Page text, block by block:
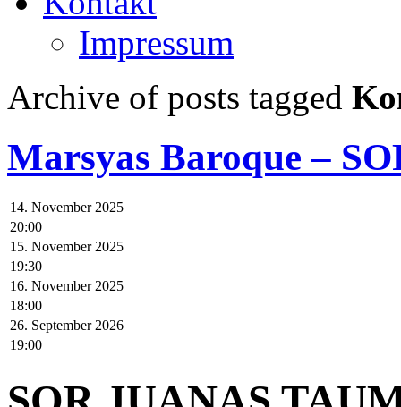
Impressum
Archive of posts tagged
Marsyas Baroque –
14. November 2025
20:00
15. November 2025
19:30
16. November 2025
18:00
26. September 2026
19:00